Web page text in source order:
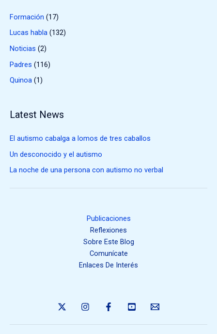
Formación (17)
Lucas habla (132)
Noticias (2)
Padres (116)
Quinoa (1)
Latest News
El autismo cabalga a lomos de tres caballos
Un desconocido y el autismo
La noche de una persona con autismo no verbal
Publicaciones
Reflexiones
Sobre Este Blog
Comunícate
Enlaces De Interés